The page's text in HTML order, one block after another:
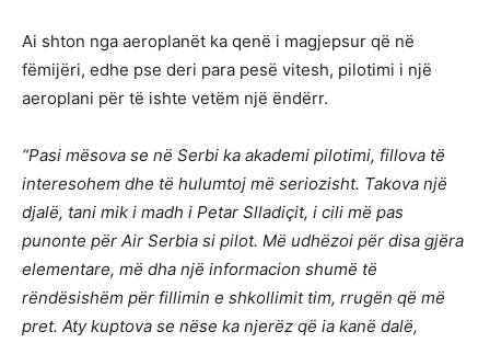
Ai shton nga aeroplanët ka qenë i magjepsur që në
fëmijëri, edhe pse deri para pesë vitesh, pilotimi i një
aeroplani për të ishte vetëm një ëndërr.
“Pasi mësova se në Serbi ka akademi pilotimi, fillova të
interesohem dhe të hulumtoj më seriozisht. Takova një
djalë, tani mik i madh i Petar Slladiçit, i cili më pas
punonte për Air Serbia si pilot. Më udhëzoi për disa gjëra
elementare, më dha një informacion shumë të
rëndësishëm për fillimin e shkollimit tim, rrugën që më
pret. Aty kuptova se nëse ka njerëz që ia kanë dalë,